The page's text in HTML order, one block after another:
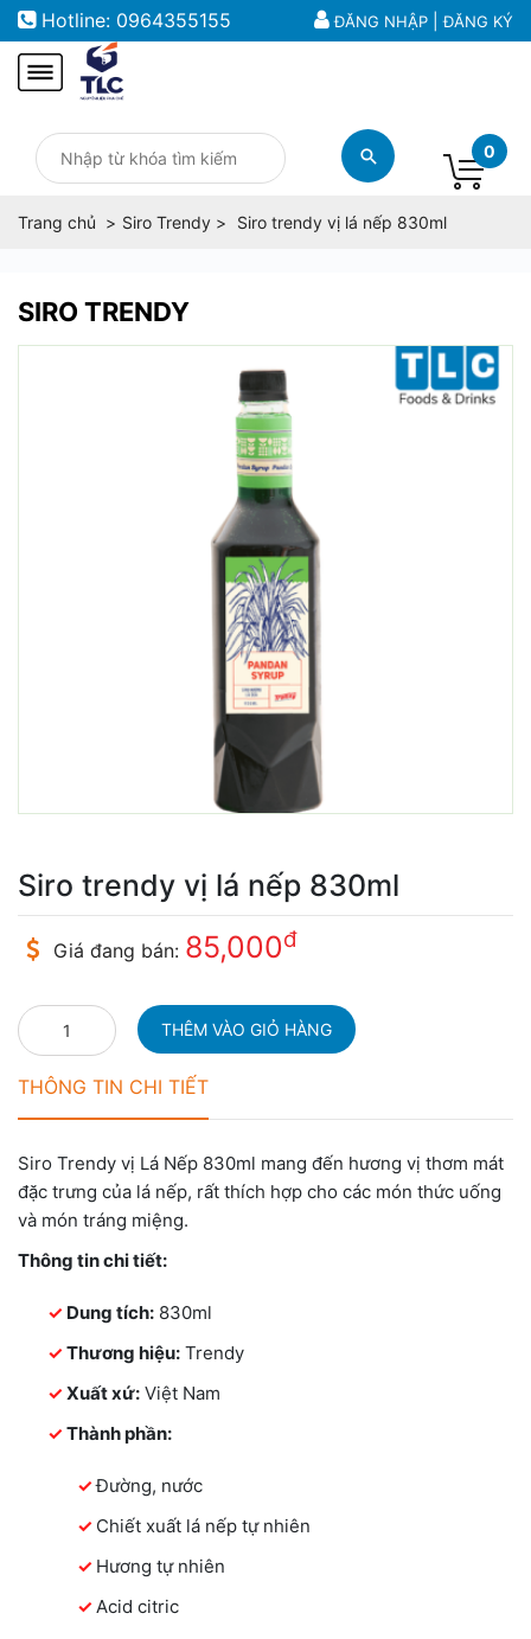
ĐĂNG NHẬP |ĐĂNG KÝ
Hotline: 0964355155
0
Trang chủ Siro Trendy Siro trendy vị lá nếp 830ml
SIRO TRENDY
Siro trendy vị lá nếp 830ml
Giá đang bán: 85,000đ
THÔNG TIN CHI TIẾT
Siro Trendy vị Lá Nếp 830ml mang đến hương vị thơm mát
đặc trưng của lá nếp, rất thích hợp cho các món thức uống
và món tráng miệng.
Thông tin chi tiết:
Dung tích: 830ml
Thương hiệu: Trendy
Xuất xứ: Việt Nam
Thành phần:
Đường, nước
Chiết xuất lá nếp tự nhiên
Hương tự nhiên
Acid citric